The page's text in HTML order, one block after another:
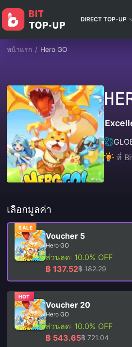
DIRECT TOP-UP
หน้าแรก / Hero GO
ที่
เลือกมูลค่า
SALE
Voucher 5
Hero GO
ส่วนลด: 10.0% OFF
฿ 137.52฿ 182.29
HOT
Voucher 20
Hero GO
ส่วนลด: 10.0% OFF
฿ 543.65฿ 721.04